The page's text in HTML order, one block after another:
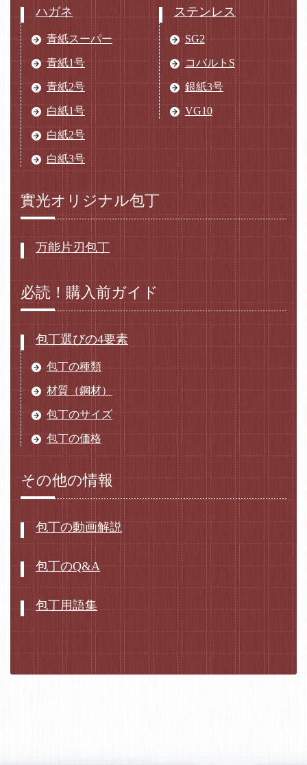
ハガネ
青紙スーパー
青紙1号
青紙2号
白紙1号
白紙2号
白紙3号
ステンレス
SG2
コバルトS
銀紙3号
VG10
實光オリジナル包丁
万能片刃包丁
必読！購入前ガイド
包丁選びの4要素
包丁の種類
材質（鋼材）
包丁のサイズ
包丁の価格
その他の情報
包丁の動画解説
包丁のQ&A
包丁用語集